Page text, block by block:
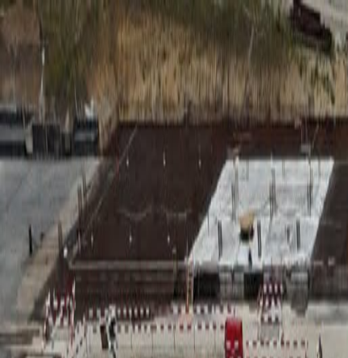
RADIO SOMEȘ
Categorii
EmisiuniPodcastIstoric melodii